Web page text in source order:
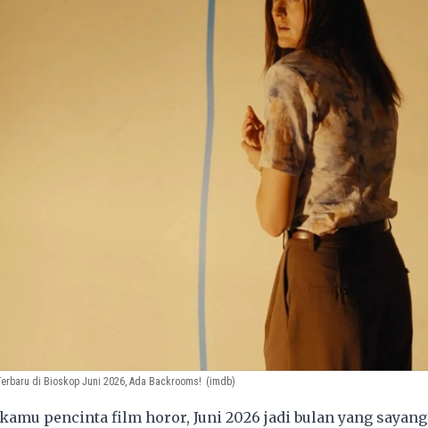
di Bioskop Juni 2026, Ada Backrooms! (imdb)
pencinta film horor, Juni 2026 jadi bulan yang sayang